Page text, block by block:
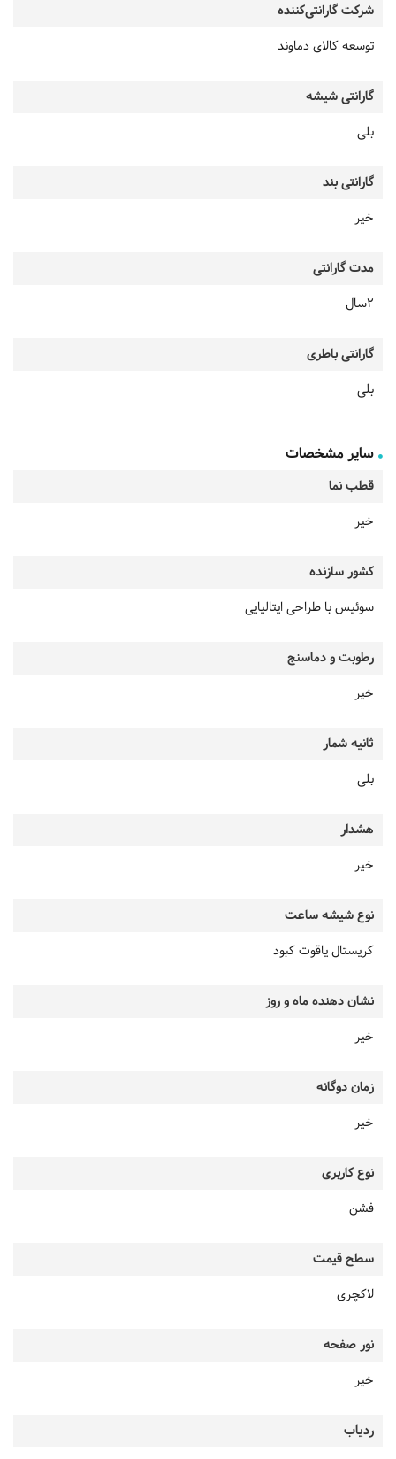
شرکت گارانتی‌کننده
توسعه کالای دماوند
گارانتی شیشه
بلی
گارانتی بند
خیر
مدت گارانتی
2سال
گارانتی باطری
بلی
سایر مشخصات
قطب نما
خیر
کشور سازنده
سوئیس با طراحی ایتالیایی
رطوبت و دماسنج
خیر
ثانیه شمار
بلی
هشدار
خیر
نوع شیشه ساعت
کریستال یاقوت کبود
نشان دهنده ماه و روز
خیر
زمان دوگانه
خیر
نوع کاربری
فشن
سطح قیمت
لاکچری
نور صفحه
خیر
ردیاب